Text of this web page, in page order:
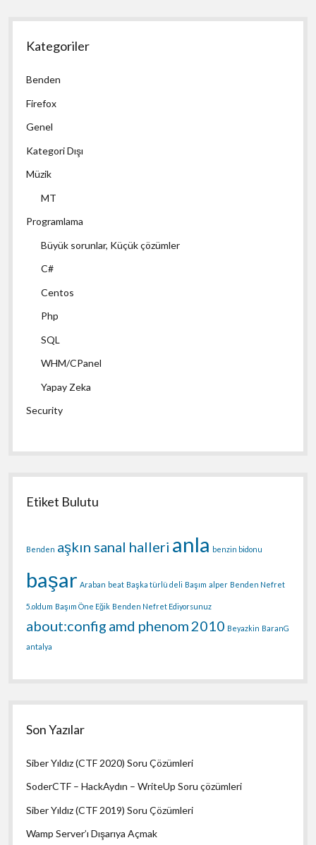
Kategoriler
Benden
Firefox
Genel
Kategori Dışı
Müzik
MT
Programlama
Büyük sorunlar, Küçük çözümler
C#
Centos
Php
SQL
WHM/CPanel
Yapay Zeka
Security
Etiket Bulutu
Benden aşkın sanal halleri anla benzin bidonu
başar Araban beat Başka türlü deli Başım alper Benden Nefret
5.oldum Başım Öne Eğik Benden Nefret Ediyorsunuz
about:config amd phenom 2010 Beyazkin BaranG
antalya
Son Yazılar
Siber Yıldız (CTF 2020) Soru Çözümleri
SoderCTF – HackAydın – WriteUp Soru çözümleri
Siber Yıldız (CTF 2019) Soru Çözümleri
Wamp Server’ı Dışarıya Açmak